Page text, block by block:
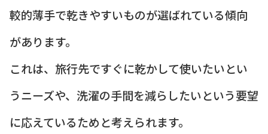
較的薄手で乾きやすいものが選ばれている傾向
があります。
これは、旅行先ですぐに乾かして使いたいとい
うニーズや、洗濯の手間を減らしたいという要望
に応えているためと考えられます。